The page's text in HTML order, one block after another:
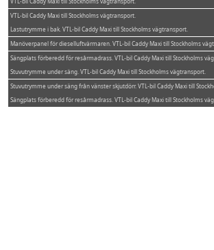
VTL-bil Caddy Maxi till Stockholms vägtransport.
Lastutrymme i bak. VTL-bil Caddy Maxi till Stockholms vägtransport.
Manöverpanel för dieselluftvärmaren. VTL-bil Caddy Maxi till Stockholms
Sängplats förberedd för resårmadrass. VTL-bil Caddy Maxi till Stockholms
Stuvutrymme under säng. VTL-bil Caddy Maxi till Stockholms vägtransport.
Stuvutrymme under säng från vänster skjutdörr. VTL-bil Caddy Maxi till
Sängplats förberedd för resårmadrass. VTL-bil Caddy Maxi till Stockholms